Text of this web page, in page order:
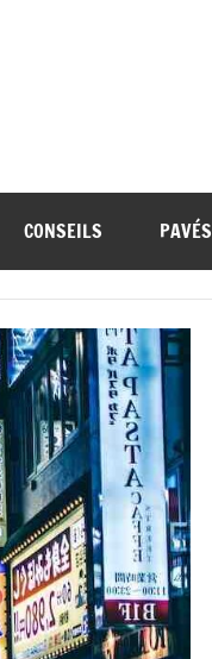
CONSEILS PAVÉS